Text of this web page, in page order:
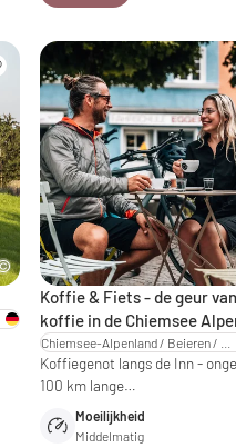
Koffie & Fiets - de geur van
koffie in de Chiemsee
Koffiegenot langs de Inn -
100 km lange…
Moeilijkheid
Middelmatig